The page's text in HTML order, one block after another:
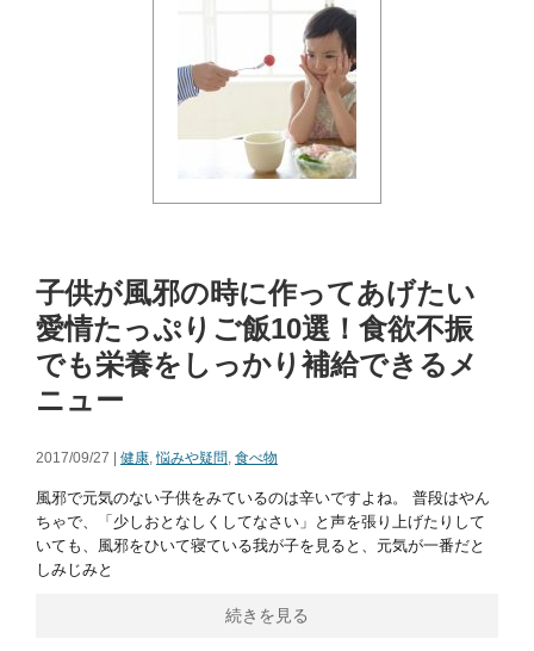
子供が風邪の時に作ってあげたい
愛情たっぷりご飯10選！食欲不振
でも栄養をしっかり補給できるメ
ニュー
2017/09/27 | 健康,悩みや疑問, 食べ物
風邪で元気のない子供をみているのは辛いですよね。 普段はやん
ちゃで、「少しおとなしくしてなさい」と声を張り上げたりして
いても、風邪をひいて寝ている我が子を見ると、元気が一番だと
しみじみと
続きを見る